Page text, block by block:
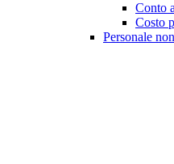
Conto
Costo
Personale